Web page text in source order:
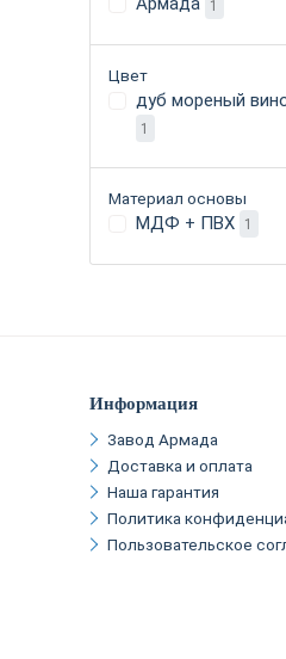
1
Цвет
дуб мореный
1
Материал основы
МДФ + ПВХ 1
Информация
Завод Армада
Доставка и оплата
Наша гарантия
Политика
Пользовательское